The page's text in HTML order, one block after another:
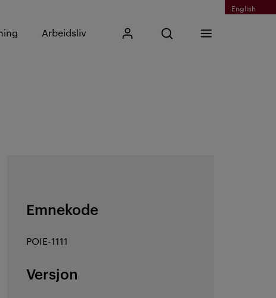
English
Arbeidsliv Mitt KristianiaÅpne søk
Skriv inn søkefrase
Søk
Meny
Emnekode
POIE-1111
Versjon